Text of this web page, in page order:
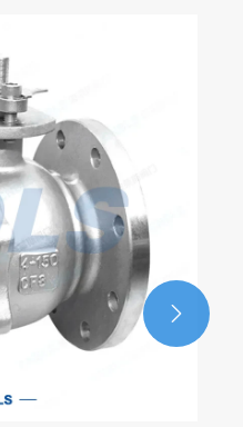
flange oscilante de
